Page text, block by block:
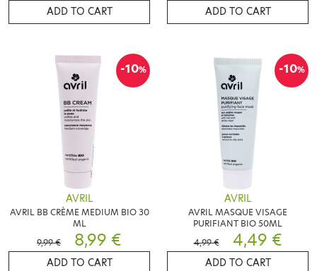
ADD TO CART ADD TO CART
-10%
AVRIL
AVRIL BB CRÈME MEDIUM BIO 30
ML
9,99 €
8,99 €
ADD TO CART
-10%
AVRIL
AVRIL MASQUE VISAGE
PURIFIANT BIO 50ML
4,99 €
4,49 €
ADD TO CART